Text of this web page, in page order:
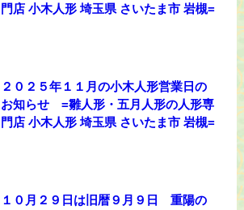
門店 小木人形 埼玉県 さいたま市 岩槻=
２０２５年１１月の小木人形営業日の
お知らせ =雛人形・五月人形の人形専
門店 小木人形 埼玉県 さいたま市 岩槻=
１０月２９日は旧暦９月９日 重陽の